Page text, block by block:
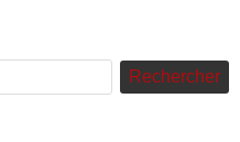
Rechercher